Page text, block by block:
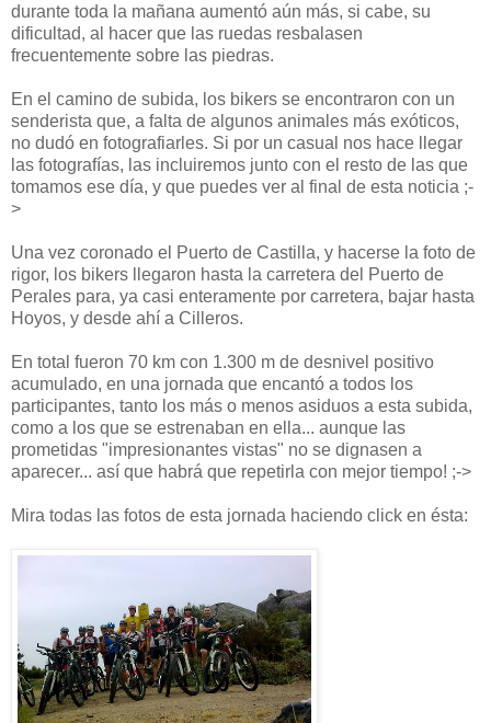
durante toda la mañana aumentó aún más, si cabe, su
dificultad, al hacer que las ruedas resbalasen
frecuentemente sobre las piedras.
En el camino de subida, los bikers se encontraron con un
senderista que, a falta de algunos animales más exóticos,
no dudó en fotografiarles. Si por un casual nos hace llegar
las fotografías, las incluiremos junto con el resto de las que
tomamos ese día, y que puedes ver al final de esta noticia ;-
>
Una vez coronado el Puerto de Castilla, y hacerse la foto de
rigor, los bikers llegaron hasta la carretera del Puerto de
Perales para, ya casi enteramente por carretera, bajar hasta
Hoyos, y desde ahí a Cilleros.
En total fueron 70 km con 1.300 m de desnivel positivo
acumulado, en una jornada que encantó a todos los
participantes, tanto los más o menos asiduos a esta subida,
como a los que se estrenaban en ella... aunque las
prometidas "impresionantes vistas" no se dignasen a
aparecer... así que habrá que repetirla con mejor tiempo! ;->
Mira todas las fotos de esta jornada haciendo click en ésta: